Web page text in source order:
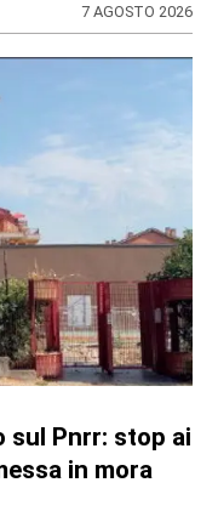
7 AGOSTO 2026
sul Pnrr: stop ai
in mora